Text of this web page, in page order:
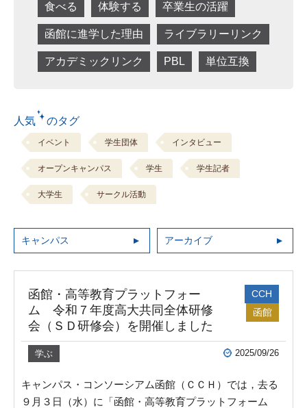
食べる 体験する 卒業生の活躍
函館に進学した理由 ライブラリーリンク
アカデミックリンク PBL 単位互換
人気 のタグ
イベント 学生団体 インタビュー
オープンキャンパス 学生 学生記者
大学生 サークル活動
キャンパス アーカイブ
函館・高等教育プラットフォー
ム 令和７年度高大共同全体研修
会（ＳＤ研修会）を開催しました
CCH
函館
学ぶ 2025/09/26
キャンパス・コンソーシアム函館（ＣＣＨ）では，去る
９月３日（水）に「函館・高等教育プラットフォーム